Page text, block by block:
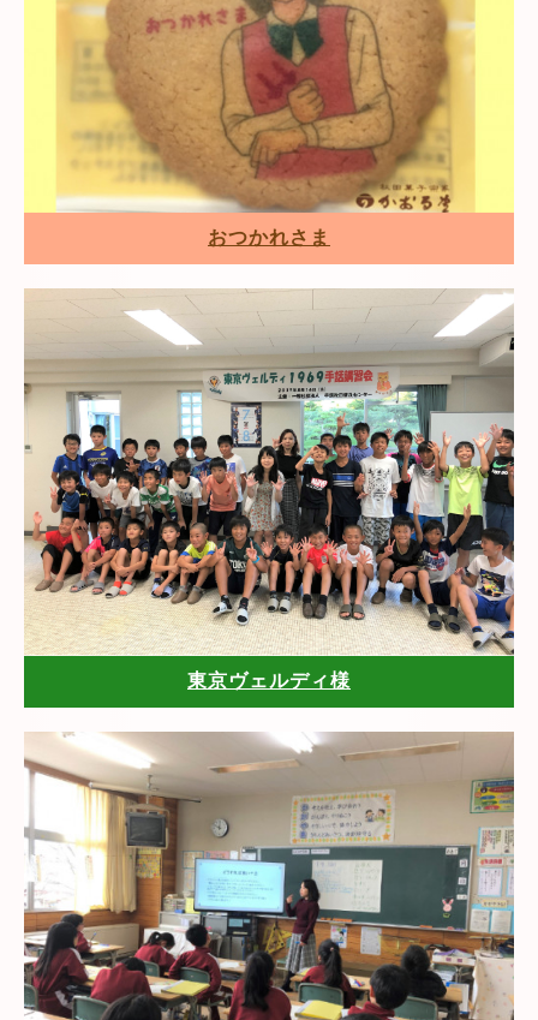
おつかれさま
東京ヴェルディ様